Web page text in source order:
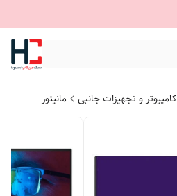
کامپیوتر و تجهیزات جانبی مانیتور